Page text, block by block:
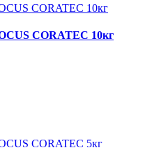
CORATEC 10кг